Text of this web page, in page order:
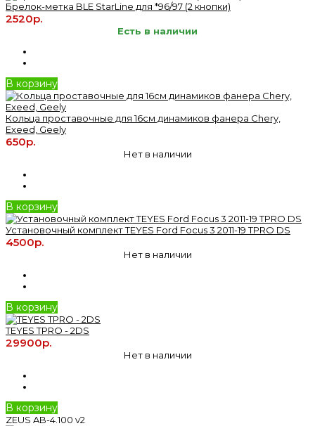
Брелок-метка BLE StarLine для *96/97 (2 кнопки)
2520р.
Есть в наличии
В корзину
Кольца проставочные для 16см динамиков фанера Chery,
Exeed, Geely
650р.
Нет в наличии
В корзину
Установочный комплект TEYES Ford Focus 3 2011-19 TPRO DS
4500р.
Нет в наличии
В корзину
TEYES TPRO - 2DS
29900р.
Нет в наличии
В корзину
ZEUS AB-4.100 v2